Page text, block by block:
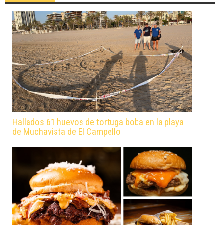
Hallados 61 huevos de tortuga boba en la playa
de Muchavista de El Campello